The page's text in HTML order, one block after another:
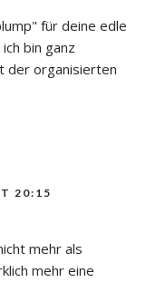
für deine edle
bin ganz
der organisierten
20:15
mehr als
mehr eine